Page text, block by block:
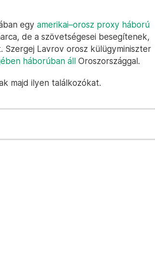
egy amerikai–orosz proxy háború
de a szövetségesei besegítenek,
Szergej Lavrov orosz külügyminiszter
háborúban áll Oroszországgal.
majd ilyen találkozókat.